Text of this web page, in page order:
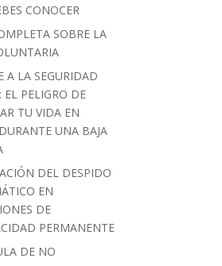
CONOCER
SOBRE LA
A LA SEGURIDAD
EL PELIGRO DE
TU VIDA EN
UNA BAJA
DEL DESPIDO
EN
DE
PERMANENTE
DE NO